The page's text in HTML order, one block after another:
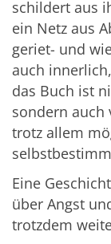
schildert aus
ein Netz aus
geriet- und
auch
das Buch ist
sondern auch
trotz allem
Eine
über Angst
trotzdem